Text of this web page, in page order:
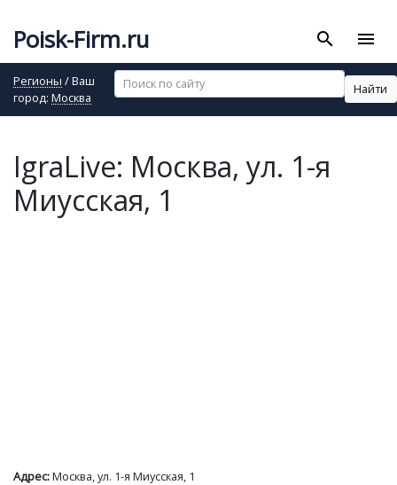
Poisk-Firm.ru search menu
Регионы / Ваш
город: Москва
Найти
IgraLive: Москва, ул. 1-я
Миусская, 1
Адрес:Москва, ул. 1-я Миусская, 1